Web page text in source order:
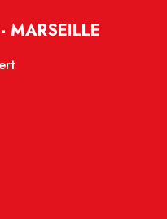
MARSEILLE